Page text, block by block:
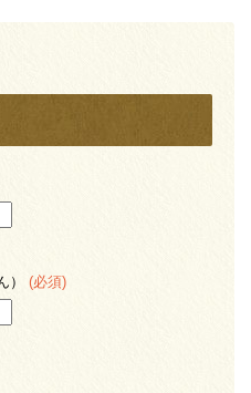
） (必須)